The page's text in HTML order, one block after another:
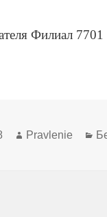
Филиал
Автор
Pravlenie